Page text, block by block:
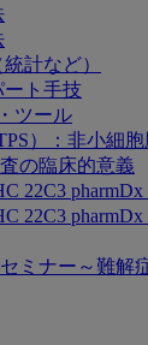
計など）
ート手技
ツール
）：非小細胞
の臨床的意義
22C3
22C3
ミナー～難解